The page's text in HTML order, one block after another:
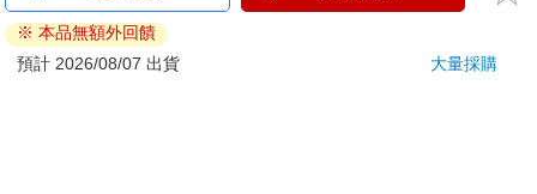
ATM提款機，請不要聽從指示，以免受騙上當！
退換貨須知：
※ 本品無額外回饋
預計 2026/08/07 出貨
大量採購